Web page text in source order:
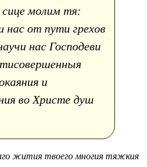
молим тя:
нас от пути грехов
нас Господеви
и
во Христе душ
жития твоего многия тяжкия